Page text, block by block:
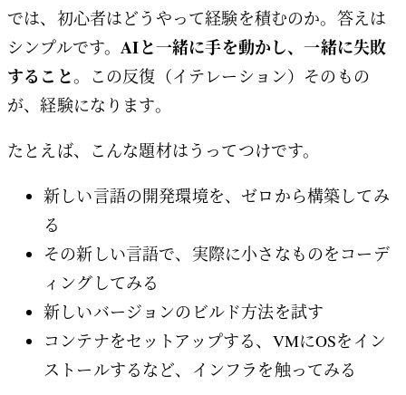
では、初心者はどうやって経験を積むのか。答えは
シンプルです。AIと一緒に手を動かし、一緒に失敗
すること。この反復（イテレーション）そのもの
が、経験になります。
たとえば、こんな題材はうってつけです。
新しい言語の開発環境を、ゼロから構築してみ
る
その新しい言語で、実際に小さなものをコーデ
ィングしてみる
新しいバージョンのビルド方法を試す
コンテナをセットアップする、VMにOSをイン
ストールするなど、インフラを触ってみる